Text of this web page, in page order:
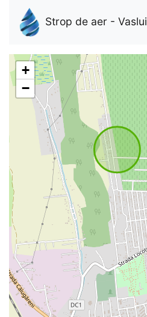
Strop de aer - Vaslui
+
−